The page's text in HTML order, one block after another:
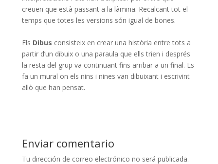
creuen que està passant a la làmina. Recalcant tot el
temps que totes les versions són igual de bones.
Els Dibus consisteix en crear una història entre tots a
partir d’un dibuix o una paraula que ells trien i després
la resta del grup va continuant fins arribar a un final. Es
fa un mural on els nins i nines van dibuixant i escrivint
allò que han pensat.
Enviar comentario
Tu dirección de correo electrónico no será publicada.